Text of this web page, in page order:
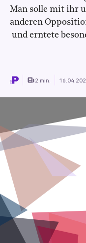
Man solle mit ihr
anderen
und erntete
2 min.